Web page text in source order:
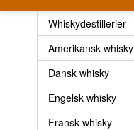
Whiskydestillerier
Amerikansk whisky
Dansk whisky
Engelsk whisky
Fransk whisky